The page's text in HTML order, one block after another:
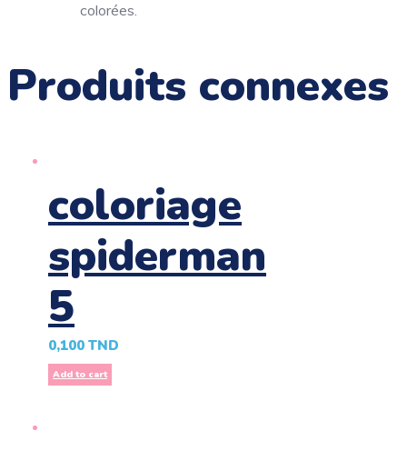
colorées.
Produits connexes
coloriage
spiderman
5
0,100 TND
Add to cart